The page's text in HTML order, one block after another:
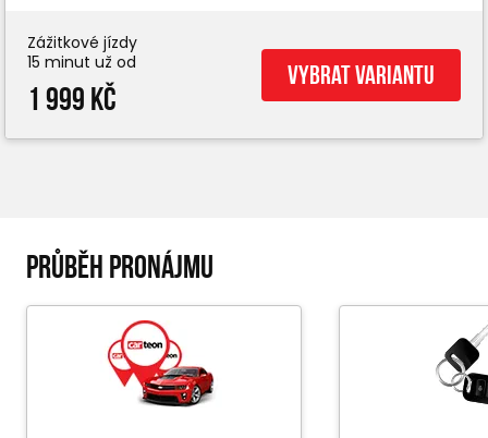
Zážitkové jízdy
15 minut už od
1 999 Kč
Vybrat variantu
PRŮBĚH PRONÁJMU